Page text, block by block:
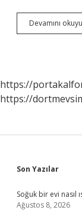
Devamını
https://
https://
Son Yazılar
Soğuk bir evi nasıl
Ağustos 8, 2026